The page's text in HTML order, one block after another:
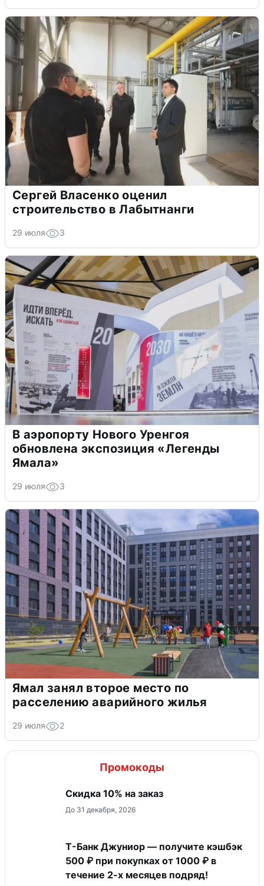
Сергей Власенко оценил
строительство в Лабытнанги
29 июля 3
В аэропорту Нового Уренгоя
обновлена экспозиция «Легенды
Ямала»
29 июля 3
Ямал занял второе место по
расселению аварийного жилья
29 июля 2
Промокоды
Скидка 10% на заказ
До 31 декабря, 2026
Т-Банк Джуниор — получите кэшбэк
500 ₽ при покупках от 1000 ₽ в
течение 2-х месяцев подряд!